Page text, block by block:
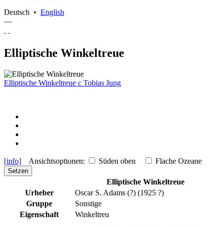
Deutsch • English
—
Elliptische Winkeltreue
Elliptische Winkeltreue c Tobias Jung
[info] Ansichtsoptionen: Süden oben Flache Ozeane
Setzen
Elliptische Winkeltreue
Urheber
Oscar S. Adams (?) (1925 ?)
Gruppe
Sonstige
Eigenschaft
Winkeltreu